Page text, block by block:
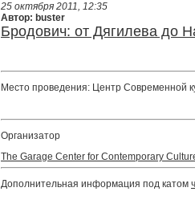
25 октября 2011, 12:35
Автор: buster
Бродович: от Дягилева до
Место проведения: Центр Современной
Организатор
The Garage Center for Contemporary
Дополнительная информация под катом